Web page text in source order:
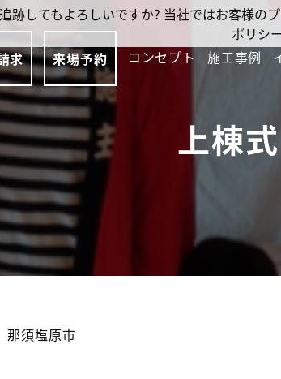
求 来場予約 コンセプト 施工事例
上棟
須塩原市
跡してもよろしいですか? 当社ではお客様
ポリシ